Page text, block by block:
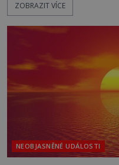
V Českém Krumlově
ZOBRAZIT VÍCE
NEOBJASNĚNÉ UDÁLOSTI